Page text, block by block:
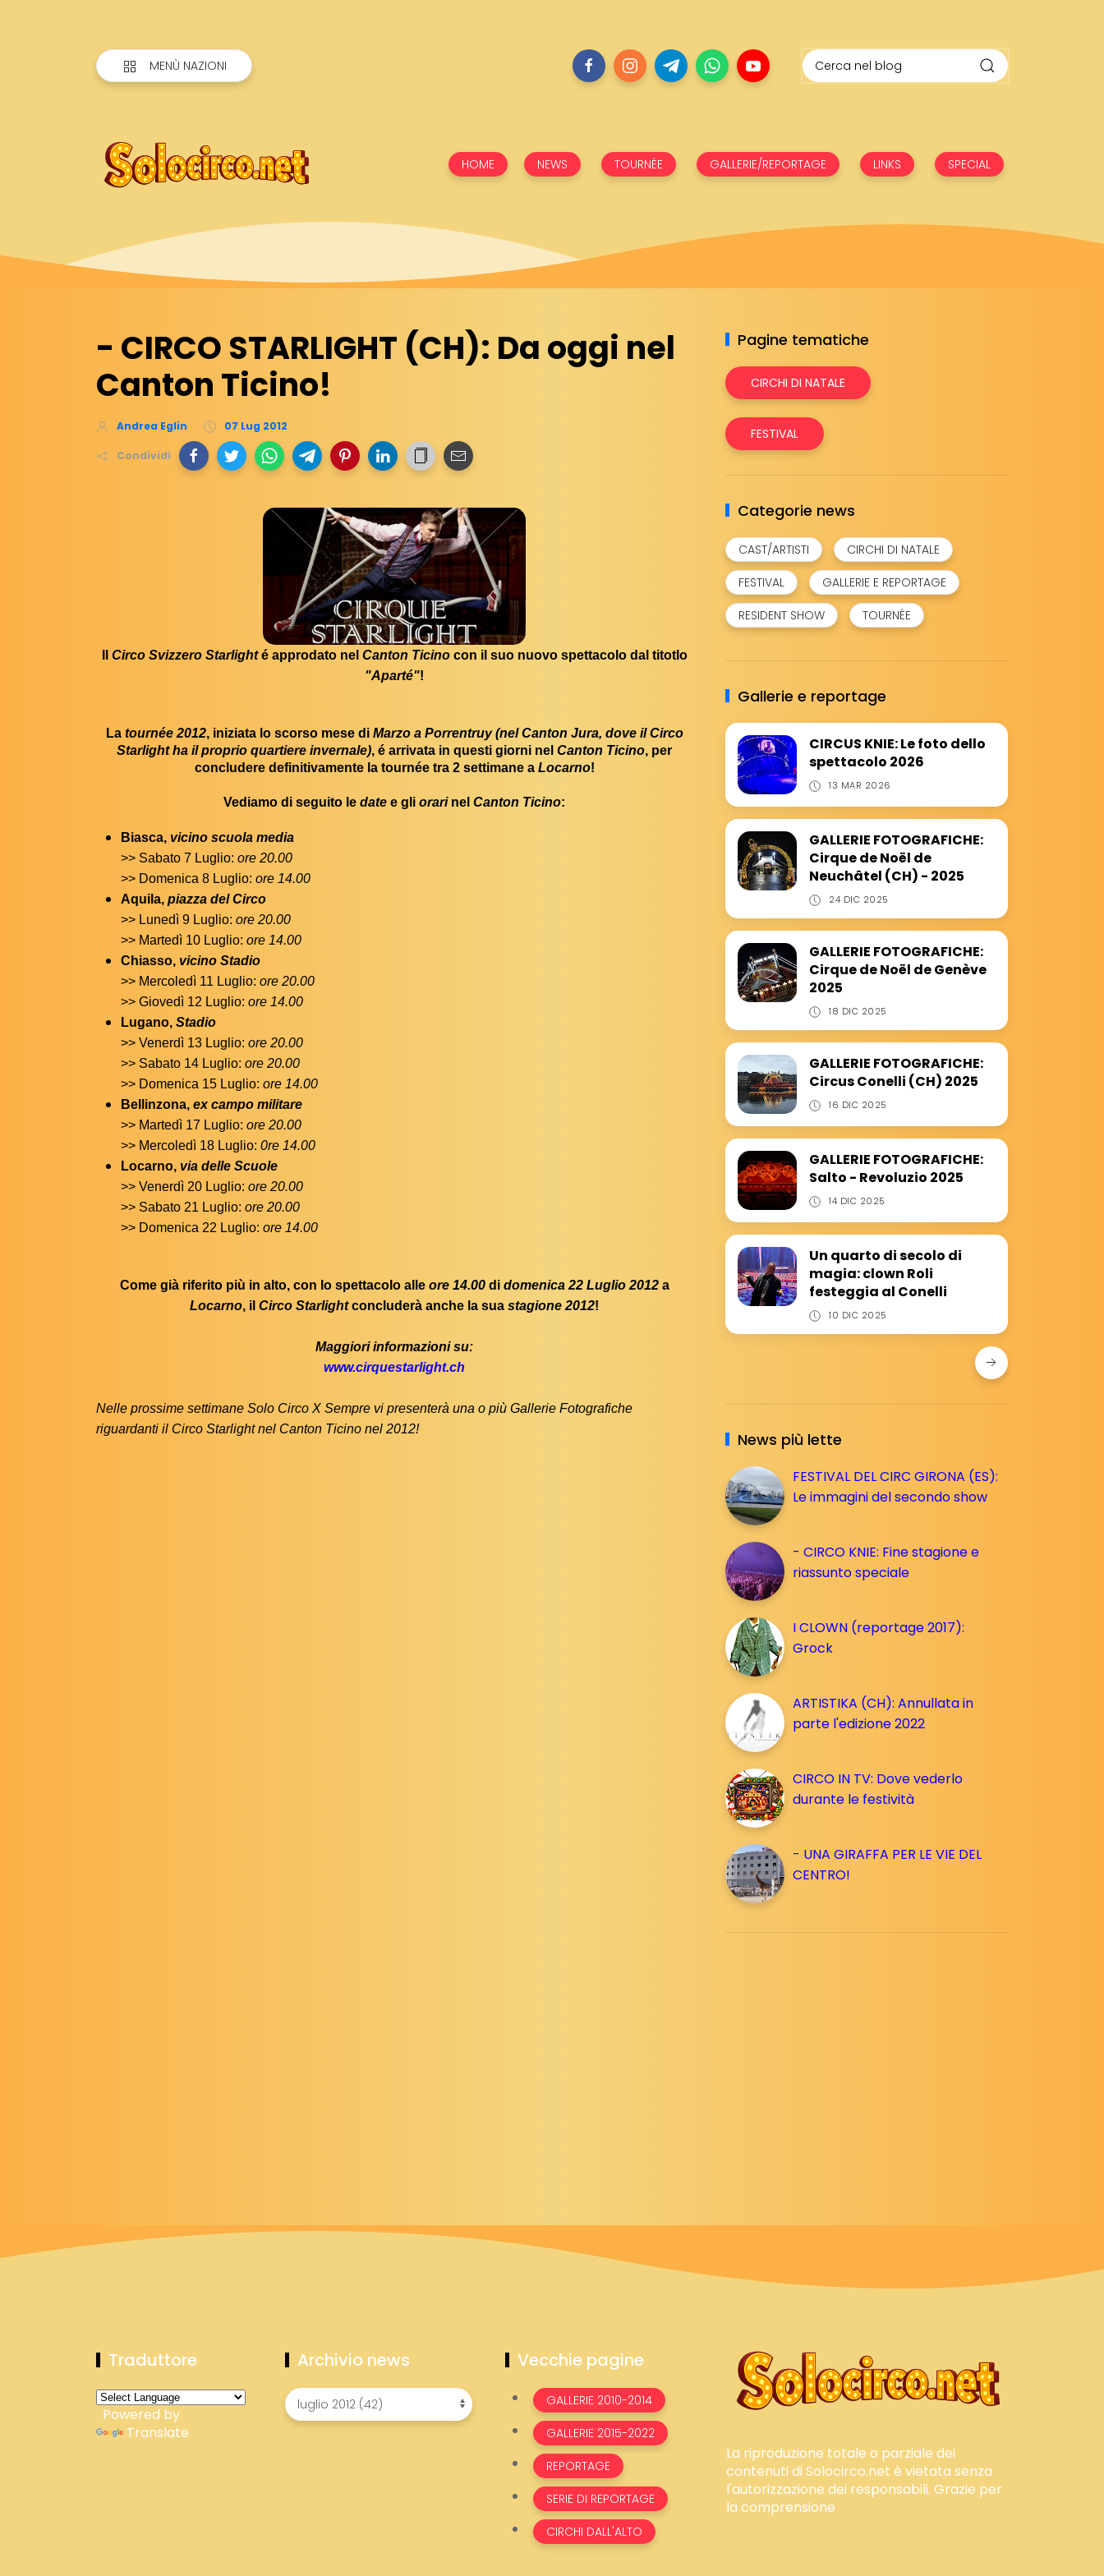
MENÙ NAZIONI
HOME NEWS TOURNÉE GALLERIE/REPORTAGE LINKS SPECIAL
- CIRCO STARLIGHT (CH): Da oggi nel
Canton Ticino!
Andrea Eglin 07 Lug 2012
Condividi
Circo Svizzero Starlighté approdato nel Canton Ticino con il suo nuovo spettacolo dal titotlo
"Aparté"!
La tournée 2012, iniziata lo scorso mese di Marzo a Porrentruy (nel Canton Jura, dove il Circo
Starlight ha il proprio quartiere invernale), é arrivata in questi giorni nelCanton Ticino, per
concludere definitivamente la tournée tra 2 settimane a Locarno!
Vediamo di seguito ledate e gliorarinelCanton Ticino:
Biasca, vicino scuola media
>> Sabato 7 Luglio: ore 20.00
>> Domenica 8 Luglio: ore 14.00
Aquila, piazza del Circo
>> Lunedì 9 Luglio: ore 20.00
>> Martedì 10 Luglio: ore 14.00
Chiasso, vicino Stadio
>> Mercoledì 11 Luglio: ore 20.00
>> Giovedì 12 Luglio: ore 14.00
Lugano, Stadio
>> Venerdì 13 Luglio: ore 20.00
>> Sabato 14 Luglio: ore 20.00
>> Domenica 15 Luglio: ore 14.00
Bellinzona, ex campo militare
>> Martedì 17 Luglio: ore 20.00
>> Mercoledì 18 Luglio: 0re 14.00
Locarno, via delle Scuole
>> Venerdì 20 Luglio: ore 20.00
>> Sabato 21 Luglio: ore 20.00
>> Domenica 22 Luglio: ore 14.00
Come già riferito più in alto, con lo spettacolo alleore 14.00di domenica 22 Luglio 2012a
Locarno, ilCirco Starlightconcluderà anche la suastagione 2012!
Maggiori informazioni su:
www.cirquestarlight.ch
Nelle prossime settimane Solo Circo X Sempre vi presenterà una o più Gallerie Fotografiche
riguardanti il Circo Starlight nel Canton Ticino nel 2012!
Pagine tematiche
CIRCHI DI NATALE
FESTIVAL
Categorie news
CAST/ARTISTI
CIRCHI DI NATALE
FESTIVAL
GALLERIE E REPORTAGE
RESIDENT SHOW
TOURNÉE
Gallerie e reportage
CIRCUS KNIE: Le foto dello
spettacolo 2026
13 MAR 2026
GALLERIE FOTOGRAFICHE:
Cirque de Noël de
Neuchâtel (CH) - 2025
24 DIC 2025
GALLERIE FOTOGRAFICHE:
Cirque de Noël de Genève
2025
18 DIC 2025
GALLERIE FOTOGRAFICHE:
Circus Conelli (CH) 2025
16 DIC 2025
GALLERIE FOTOGRAFICHE:
Salto - Revoluzio 2025
14 DIC 2025
Un quarto di secolo di
magia: clown Roli
festeggia al Conelli
10 DIC 2025
News più lette
FESTIVAL DEL CIRC GIRONA (ES):
Le immagini del secondo show
- CIRCO KNIE: Fine stagione e
riassunto speciale
I CLOWN (reportage 2017):
Grock
ARTISTIKA (CH): Annullata in
parte l'edizione 2022
CIRCO IN TV: Dove vederlo
durante le festività
- UNA GIRAFFA PER LE VIE DEL
CENTRO!
Traduttore
Powered by
Translate
Archivio news Vecchie pagine
GALLERIE 2010-2014
GALLERIE 2015-2022
REPORTAGE
SERIE DI REPORTAGE
CIRCHI DALL'ALTO
La riproduzione totale o parziale dei
contenuti di Solocirco.net è vietata senza
l'autorizzazione dei responsabili. Grazie per
la comprensione